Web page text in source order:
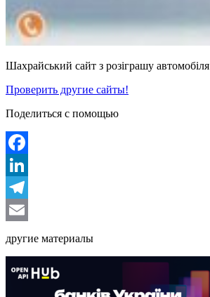
Шахрайський сайт з розіграшу автомобіля
Проверить другие сайты!
Поделиться с помощью
Facebook
LinkedIn
Telegram
другие материалы